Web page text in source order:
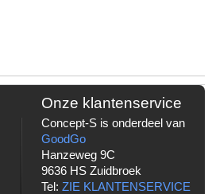
Onze klantenservice
Concept-S is onderdeel van
GoodGo
Hanzeweg 9C
9636 HS Zuidbroek
Tel: ZIE KLANTENSERVICE